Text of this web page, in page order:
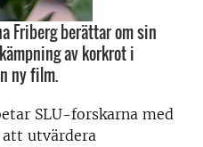
Friberg berättar om sin
av korkrot i
ny film.
SLU-forskarna med
utvärdera